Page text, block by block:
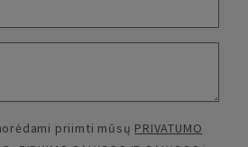
priimti mūsų PRIVATUMO